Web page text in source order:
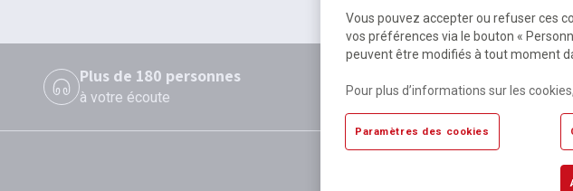
Retour
Plus de 180 personnes
à votre écoute disponibles
Vous pouvez accepter ou refuser ces
vos préférences via le bouton «
peuvent être modifiés à tout moment
Pour plus d’informations sur les
Paramètres des cookies